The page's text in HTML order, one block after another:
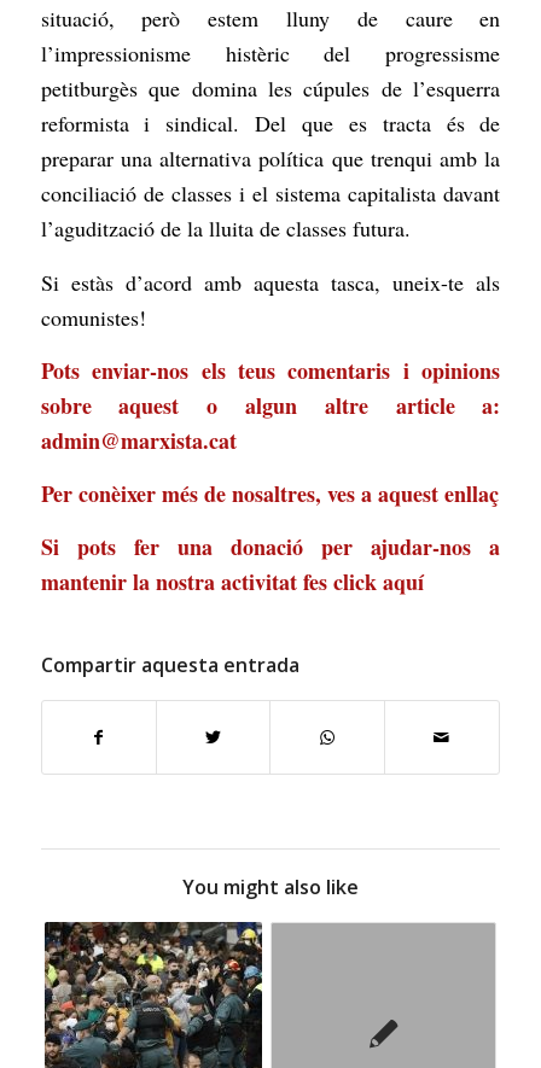
situació, però estem lluny de caure en
l’impressionisme histèric del progressisme
petitburgès que domina les cúpules de l’esquerra
reformista i sindical. Del que es tracta és de
preparar una alternativa política que trenqui amb la
conciliació de classes i el sistema capitalista davant
l’agudització de la lluita de classes futura.
Si estàs d’acord amb aquesta tasca, uneix-te als
comunistes!
Pots enviar-nos els teus comentaris i opinions
sobre aquest o algun altre article a:
admin@marxista.cat
Per conèixer més de nosaltres, ves aaquest enllaç
Si pots fer una donació per ajudar-nos a
mantenir la nostra activitatfes click aquí
Compartir aquesta entrada
You might also like